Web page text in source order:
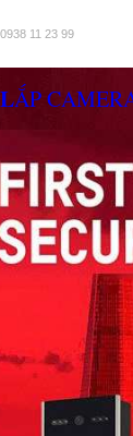
0938 11 23 99
LẮP